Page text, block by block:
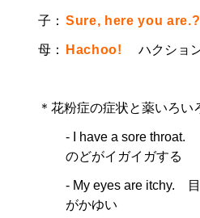
子： Sure, here you are.?
母： Hachoo! ハクショ
＊花粉症の症状と薬いろい
- I have a sore throat.
のどがイガイガする
- My eyes are itchy. 目
がかゆい